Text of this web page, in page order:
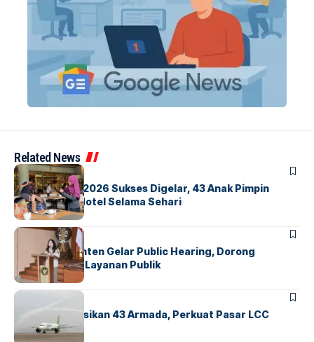
Related News
BERITAINDEX
GM For A Day 2026 Sukses Digelar, 43 Anak Pimpin
Operasional Hotel Selama Sehari
BANDARA BERITA
Karantina Banten Gelar Public Hearing, Dorong
Transparansi Layanan Publik
BANDARA
Citilink Operasikan 43 Armada, Perkuat Pasar LCC
Nasional